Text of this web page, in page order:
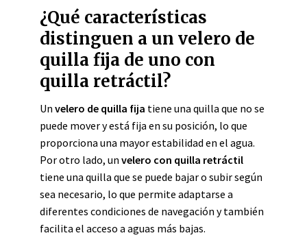
¿Qué características
distinguen a un velero de
quilla fija de uno con
quilla retráctil?
Un velero de quilla fija tiene una quilla que no se
puede mover y está fija en su posición, lo que
proporciona una mayor estabilidad en el agua.
Por otro lado, un velero con quilla retráctil
tiene una quilla que se puede bajar o subir según
sea necesario, lo que permite adaptarse a
diferentes condiciones de navegación y también
facilita el acceso a aguas más bajas.